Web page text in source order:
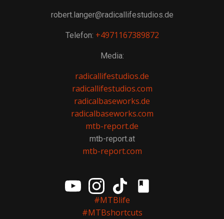
robert.langer@radicallifestudios.de
Telefon: +4971167389872
Media:
radicallifestudios.de
radicallifestudios.com
radicalbaseworks.de
radicalbaseworks.com
mtb-report.de
mtb-report.at
mtb-report.com
#MTBlife
#MTBshortcuts